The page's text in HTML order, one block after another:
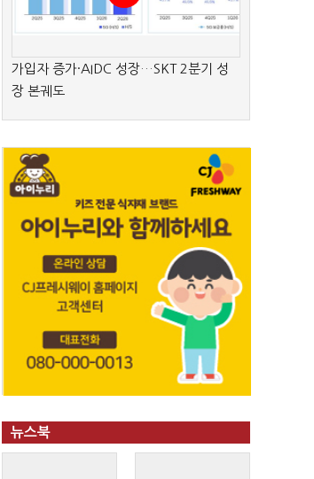
가입자 증가·AIDC 성장…SKT 2분기 성
장 본궤도
뉴스북